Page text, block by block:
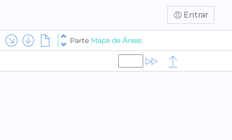
Entrar
Parte Mapa de Áreas